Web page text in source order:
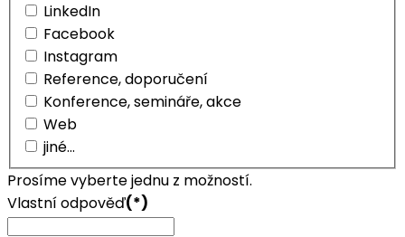
LinkedIn
Facebook
Instagram
Reference, doporučení
Konference, semináře, akce
Web
jiné...
Prosíme vyberte jednu z možností.
Vlastní odpověď(*)